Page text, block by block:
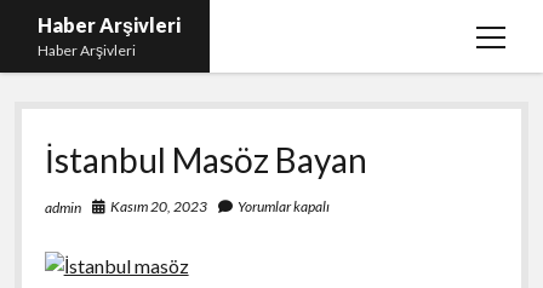
Haber Arşivleri
Haber Arşivleri
menüyü
Liste
Sayfa Listesi
Ücretsiz Tiktok Takipçi Çoğaltma
YouTube’da Nasıl Abone Kazanılır
İstanbul Masöz Bayan
admin Kasım 20, 2023 Yorumlar kapalı